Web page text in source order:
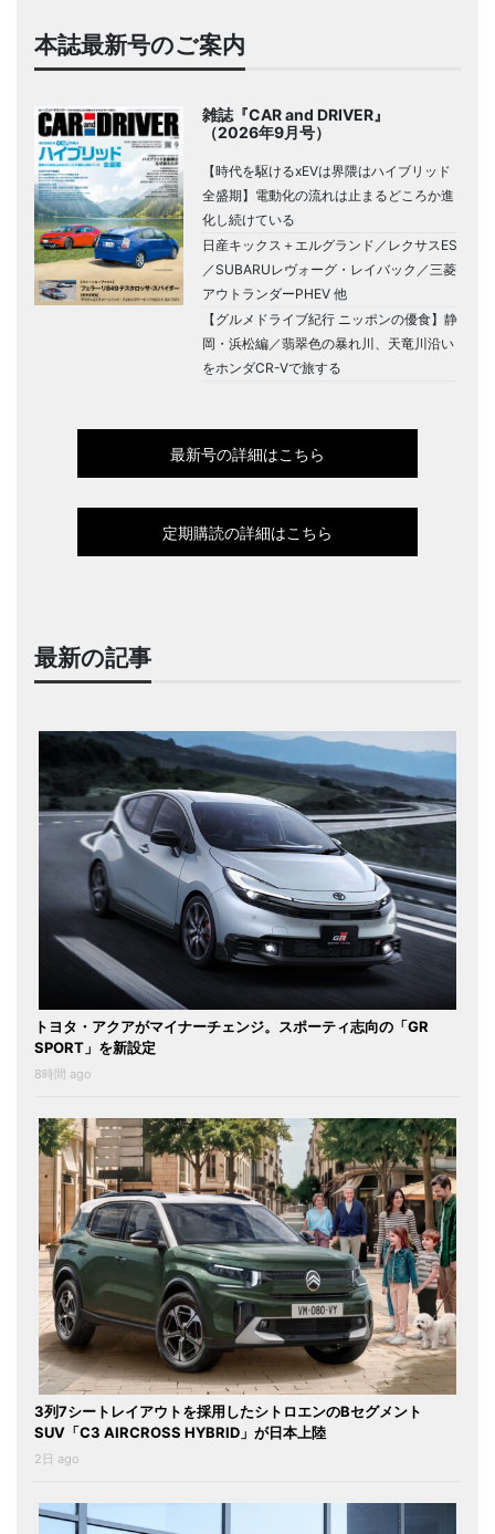
本誌最新号のご案内
雑誌『CAR and DRIVER』
（2026年9月号）
【時代を駆けるxEVは界隈はハイブリッド
全盛期】電動化の流れは止まるどころか進
化し続けている
日産キックス＋エルグランド／レクサスES
／SUBARUレヴォーグ・レイバック／三菱
アウトランダーPHEV 他
【グルメドライブ紀行 ニッポンの優食】静
岡・浜松編／翡翠色の暴れ川、天竜川沿い
をホンダCR-Vで旅する
最新号の詳細はこちら
定期購読の詳細はこちら
最新の記事
トヨタ・アクアがマイナーチェンジ。スポーティ志向の「GR
SPORT」を新設定
8時間 ago
3列7シートレイアウトを採用したシトロエンのBセグメント
SUV「C3 AIRCROSS HYBRID」が日本上陸
2日 ago